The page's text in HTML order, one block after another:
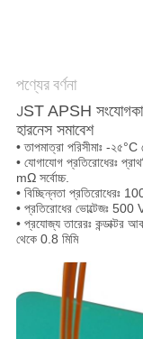
নীতি
পণ্যের বর্ণনা
JST APSH
হারনেস সমাবেশ
• তাপমাত্রা পরিসীমাঃ -
• যোগাযোগ প্রতিরোধেরঃ
mΩ সর্বোচ্চ.
• বিচ্ছিন্নতা প্রতিরোধেরঃ
• প্রতিরোধের ভোল্টেজঃ 500
• প্রযোজ্য তারেরঃ
থেকে 0.8 মিমি